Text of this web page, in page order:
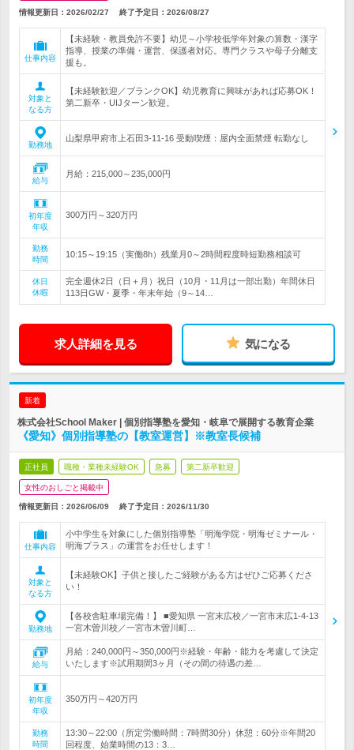
情報更新日：2026/02/27 終了予定日： 2026/08/27
仕事内容
【未経験・教員免許不要】幼児～小学校低学年対象の算数・漢字
指導、授業の準備・運営、保護者対応。専門クラスや母子分離支
援も。
対象と
なる方
【未経験歓迎／ブランクOK】幼児教育に興味があれば応募OK！
第二新卒・UIJターン歓迎。
勤務地
山梨県甲府市上石田3-11-16 受動喫煙：屋内全面禁煙 転勤なし
給与
月給：215,000～235,000円
初年度
年収
300万円～320万円
勤務
時間
10:15～19:15（実働8h）残業月0～2時間程度時短勤務相談可
休日
休暇
完全週休2日（日＋月）祝日（10月・11月は一部出勤）年間休日
113日GW・夏季・年末年始（9～14…
求人詳細を見る 気になる
新着
株式会社School Maker | 個別指導塾を愛知・岐阜で展開する教育企業
《愛知》個別指導塾の【教室運営】※教室長候補
正社員 職種・業種未経験OK 急募 第二新卒歓迎
女性のおしごと掲載中
情報更新日：2026/06/09 終了予定日： 2026/11/30
仕事内容
小中学生を対象にした個別指導塾「明海学院・明海ゼミナール・
明海プラス」の運営をお任せします！
対象と
なる方
【未経験OK】子供と接したご経験がある方はぜひご応募くださ
い！
勤務地
【各校舎駐車場完備！】 ■愛知県 一宮末広校／一宮市末広1-4-13
一宮木曽川校／一宮市木曽川町…
給与
月給：240,000円～350,000円※経験・年齢・能力を考慮して決定
いたします※試用期間3ヶ月（その間の待遇の差…
初年度
年収
350万円～420万円
勤務
時間
13:30～22:00（所定労働時間：7時間30分）休憩：60分※年間20
回程度、始業時間の13：3…